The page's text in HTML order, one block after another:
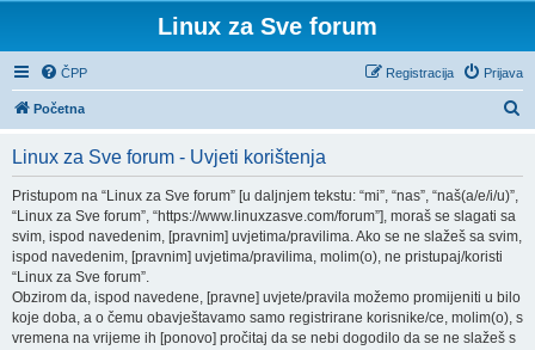
Linux za Sve forum
ČPP Prijava
Registracija
Početna
Linux za Sve forum - Uvjeti korištenja
Pristupom na “Linux za Sve forum” [u daljnjem tekstu: “mi”, “nas”, “naš(a/e/i/u)”,
“Linux za Sve forum”, “https://www.linuxzasve.com/forum”], moraš se slagati sa
svim, ispod navedenim, [pravnim] uvjetima/pravilima. Ako se ne slažeš sa svim,
ispod navedenim, [pravnim] uvjetima/pravilima, molim(o), ne pristupaj/koristi
“Linux za Sve forum”.
Obzirom da, ispod navedene, [pravne] uvjete/pravila možemo promijeniti u bilo
koje doba, a o čemu obavještavamo samo registrirane korisnike/ce, molim(o), s
vremena na vrijeme ih [ponovo] pročitaj da se nebi dogodilo da se ne slažeš s